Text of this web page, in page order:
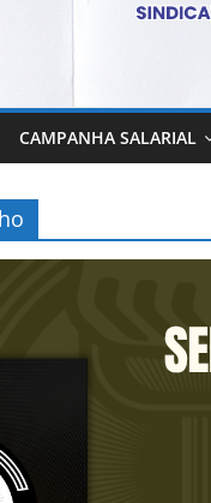
CAMPANHA SALARIAL